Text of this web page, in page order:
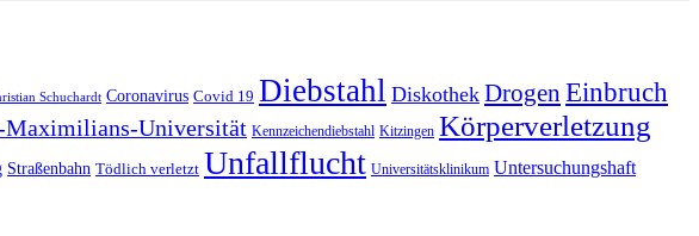
Schuchardt Coronavirus Covid 19 Diebstahl Diskothek Drogen Einbruch
Maximilians-Universität Kennzeichendiebstahl Kitzingen Körperverletzung
Straßenbahn Tödlich verletzt Unfallflucht Universitätsklinikum Untersuchungshaft